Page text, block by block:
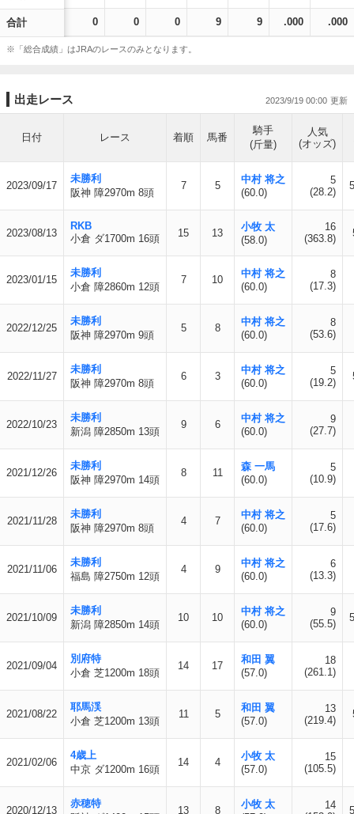
合計 0 0 0 9 9 .000 .000
※「総合成績」はJRAのレースのみとなります。
出走レース 2023/9/19 00:00
日付 レース 着順 馬番
騎手
(斤量)
人気
(オッズ)
2023/09/17
未勝利
阪神 障2970m 8頭
7 5
中村 将之
(60.0)
5
(28.2)
2023/08/13
RKB
小倉 ダ1700m 16頭
15 13
小牧 太
(58.0)
16
(363.8)
2023/01/15
未勝利
小倉 障2860m 12頭
7 10
中村 将之
(60.0)
8
(17.3)
2022/12/25
未勝利
阪神 障2970m 9頭
5 8
中村 将之
(60.0)
8
(53.6)
2022/11/27
未勝利
阪神 障2970m 8頭
6 3
中村 将之
(60.0)
5
(19.2)
2022/10/23
未勝利
新潟 障2850m 13頭
9 6
中村 将之
(60.0)
9
(27.7)
2021/12/26
未勝利
阪神 障2970m 14頭
8 11
森 一馬
(60.0)
5
(10.9)
2021/11/28
未勝利
阪神 障2970m 8頭
4 7
中村 将之
(60.0)
5
(17.6)
2021/11/06
未勝利
福島 障2750m 12頭
4 9
中村 将之
(60.0)
6
(13.3)
2021/10/09
未勝利
新潟 障2850m 14頭
10 10
中村 将之
(60.0)
9
(55.5)
2021/09/04
別府特
小倉 芝1200m 18頭
14 17
和田 翼
(57.0)
18
(261.1)
2021/08/22
耶馬渓
小倉 芝1200m 13頭
11 5
和田 翼
(57.0)
13
(219.4)
2021/02/06
4歳上
中京 ダ1200m 16頭
14 4
小牧 太
(57.0)
15
(105.5)
2020/12/13
赤穂特
13 8
小牧 太
14